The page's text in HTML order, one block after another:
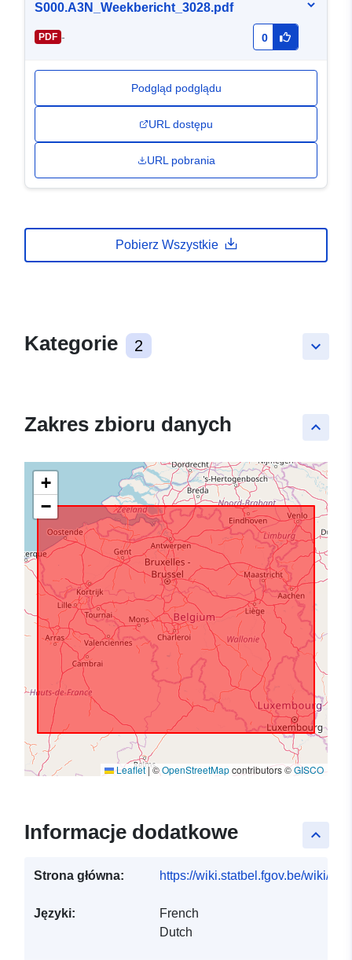
S000.A3N_Weekbericht_3028.pdf
PDF - 0
Podgląd podglądu
URL dostępu
URL pobrania
Pobierz Wszystkie
keyboard_arrow_down
Kategorie 2
keyboard_arrow_up
Zakres zbioru danych
+
−
Leaflet|©OpenStreetMapcontributors ©GISCO
keyboard_arrow_up
Informacje dodatkowe
Strona główna: https://wiki.statbel.fgov.be/wiki/
Języki:
French
Dutch